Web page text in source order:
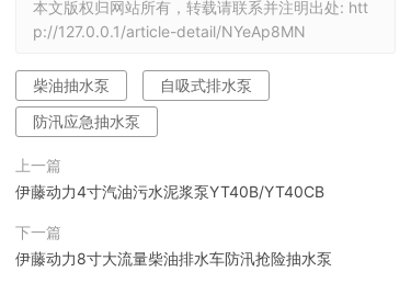
本文版权归网站所有，转载请联系并注明出处: htt
p://127.0.0.1/article-detail/NYeAp8MN
柴油抽水泵
自吸式排水泵
防汛应急抽水泵
上一篇
伊藤动力4寸汽油污水泥浆泵YT40B/YT40CB
下一篇
伊藤动力8寸大流量柴油排水车防汛抢险抽水泵